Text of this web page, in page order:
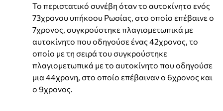
Το περιστατικό συνέβη όταν το αυτοκίνητο ενός
73χρονου υπήκοου Ρωσίας, στο οποίο επέβαινε ο
7χρονος, συγκρούστηκε πλαγιομετωπικά με
αυτοκίνητο που οδηγούσε ένας 42χρονος, το
οποίο με τη σειρά του συγκρούστηκε
πλαγιομετωπικά με το αυτοκίνητο που οδηγούσε
μια 44χρονη, στο οποίο επέβαιναν ο 6χρονος και
ο 9χρονος.